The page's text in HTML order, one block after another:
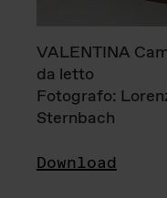
VALENTINA
da letto
Fotografo:
Sternbach
Download